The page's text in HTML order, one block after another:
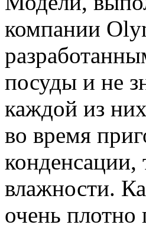
компании
посуды и не
каждой из
во время
влажности.
очень